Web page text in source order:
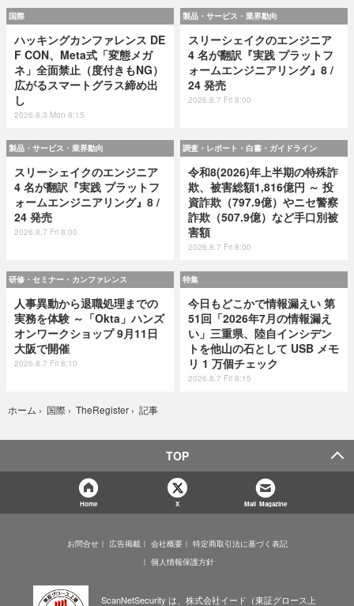
国際
ハッキングカンファレンス DE
F CON、Meta式「変態メガ
ネ」全面禁止（度付きもNG）
広がるスマートグラス締め出
し
2026.8.3 Mon 8:15
製品・サービス・業界動向
スリーシェイクのエンジニア
4 名が翻訳『実践 プラットフ
ォームエンジニアリング』8 /
24 発売
2026.8.7 Fri 8:00
製品・サービス・業界動向
スリーシェイクのエンジニア
4 名が翻訳『実践 プラットフ
ォームエンジニアリング』8 /
24 発売
2026.8.7 Fri 8:00
調査・レポート・白書・ガイドライン
令和8(2026)年上半期の特殊詐
欺、被害総額1,816億円 ～ 投
資詐欺（797.9億）やニセ警察
詐欺（507.9億）など手口別被
害額
2026.8.7 Fri 8:00
研修・セミナー・カンファレンス
人事異動から退職処理までの
実務を体験 ～「Okta」ハンズ
オンワークショップ 9月11日
大阪で開催
2026.8.7 Fri 8:10
特集
今日もどこかで情報漏えい 第
51回「2026年7月の情報漏え
い」三重県、陸自インシデン
トを他山の石として USB メモ
リ 1 万個チェック
2026.8.7 Fri 8:15
ホーム › 国際 › TheRegister › 記事
TOP
Home X Mail Magazine
お問合せ 広告掲載 会社概要
特定商取引法に基づく表記
個人情報保護方針
ScanNetSecurity は、株式会社イード（東証グロース上